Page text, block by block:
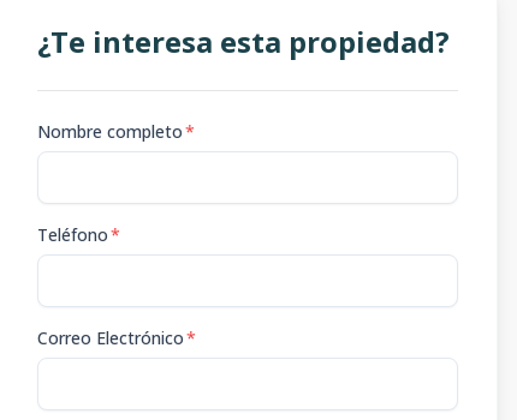
¿Te interesa esta propiedad?
Nombre completo*
Teléfono*
Correo Electrónico*